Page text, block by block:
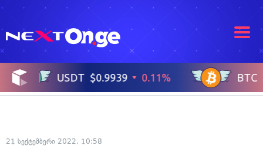
21 სექტემბერი 2022, 10:58